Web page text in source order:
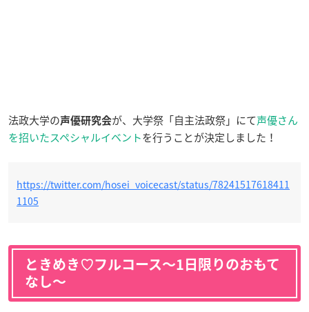
法政大学の声優研究会が、大学祭「自主法政祭」にて声優さん
を招いたスペシャルイベントを行うことが決定しました！
https://twitter.com/hosei_voicecast/status/78241517618411
1105
ときめき♡フルコース〜1日限りのおもて
なし〜